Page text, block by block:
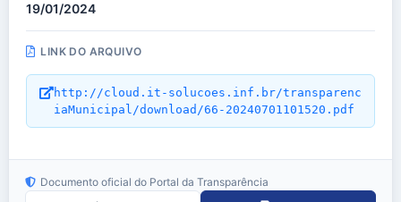
19/01/2024
LINK DO ARQUIVO
http://cloud.it-solucoes.inf.br/transparenc
iaMunicipal/download/66-20240701101520.pdf
Documento oficial do Portal da Transparência